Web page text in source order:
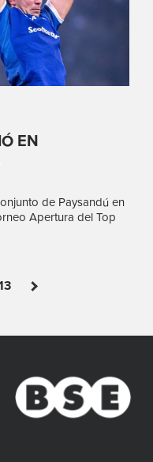
EN
de Paysandú en
Apertura del Top